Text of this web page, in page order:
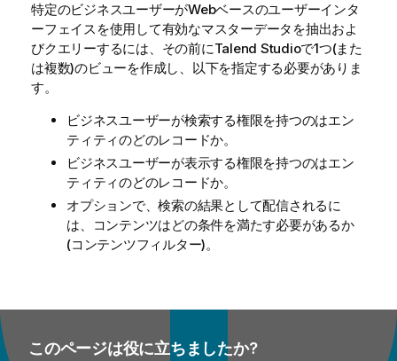
特定のビジネスユーザーがWebベースのユーザーインタ
ーフェイスを使用して有効なマスターデータを抽出およ
びクエリーするには、その前にTalend Studioで1つ(また
は複数)のビューを作成し、以下を指定する必要がありま
す。
ビジネスユーザーが検索する権限を持つのはエン
ティティのどのレコードか。
ビジネスユーザーが表示する権限を持つのはエン
ティティのどのレコードか。
オプションで、検索の結果として配信されるに
は、コンテンツはどの条件を満たす必要があるか
(コンテンツフィルター)。
このページは役に立ちましたか?